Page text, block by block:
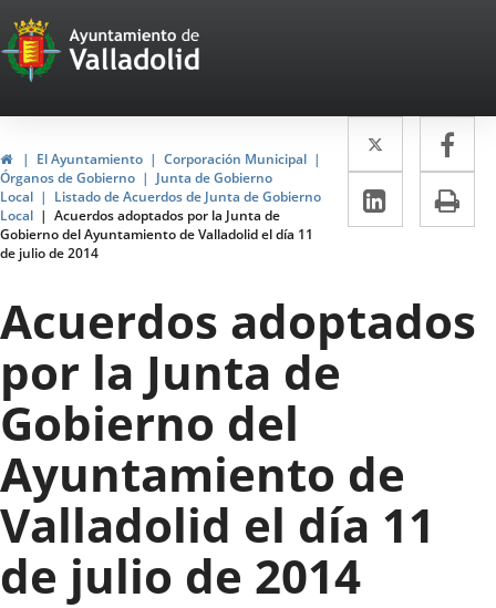
Portal
Web
del
Ayuntamiento
de
Valladolid
HomeEl Ayuntamiento
Corporación Municipal
Órganos de Gobierno
Junta de Gobierno
Local
Listado de Acuerdos de Junta de Gobierno
Local
Acuerdos adoptados por la Junta de
Gobierno del Ayuntamiento de Valladolid el día 11
de julio de 2014
Twitter
Enlace
a
una
a
Linkedin
Enlace
a
externa.
Acuerdos adoptados
por la Junta de
Gobierno del
Ayuntamiento de
Valladolid el día 11
de julio de 2014